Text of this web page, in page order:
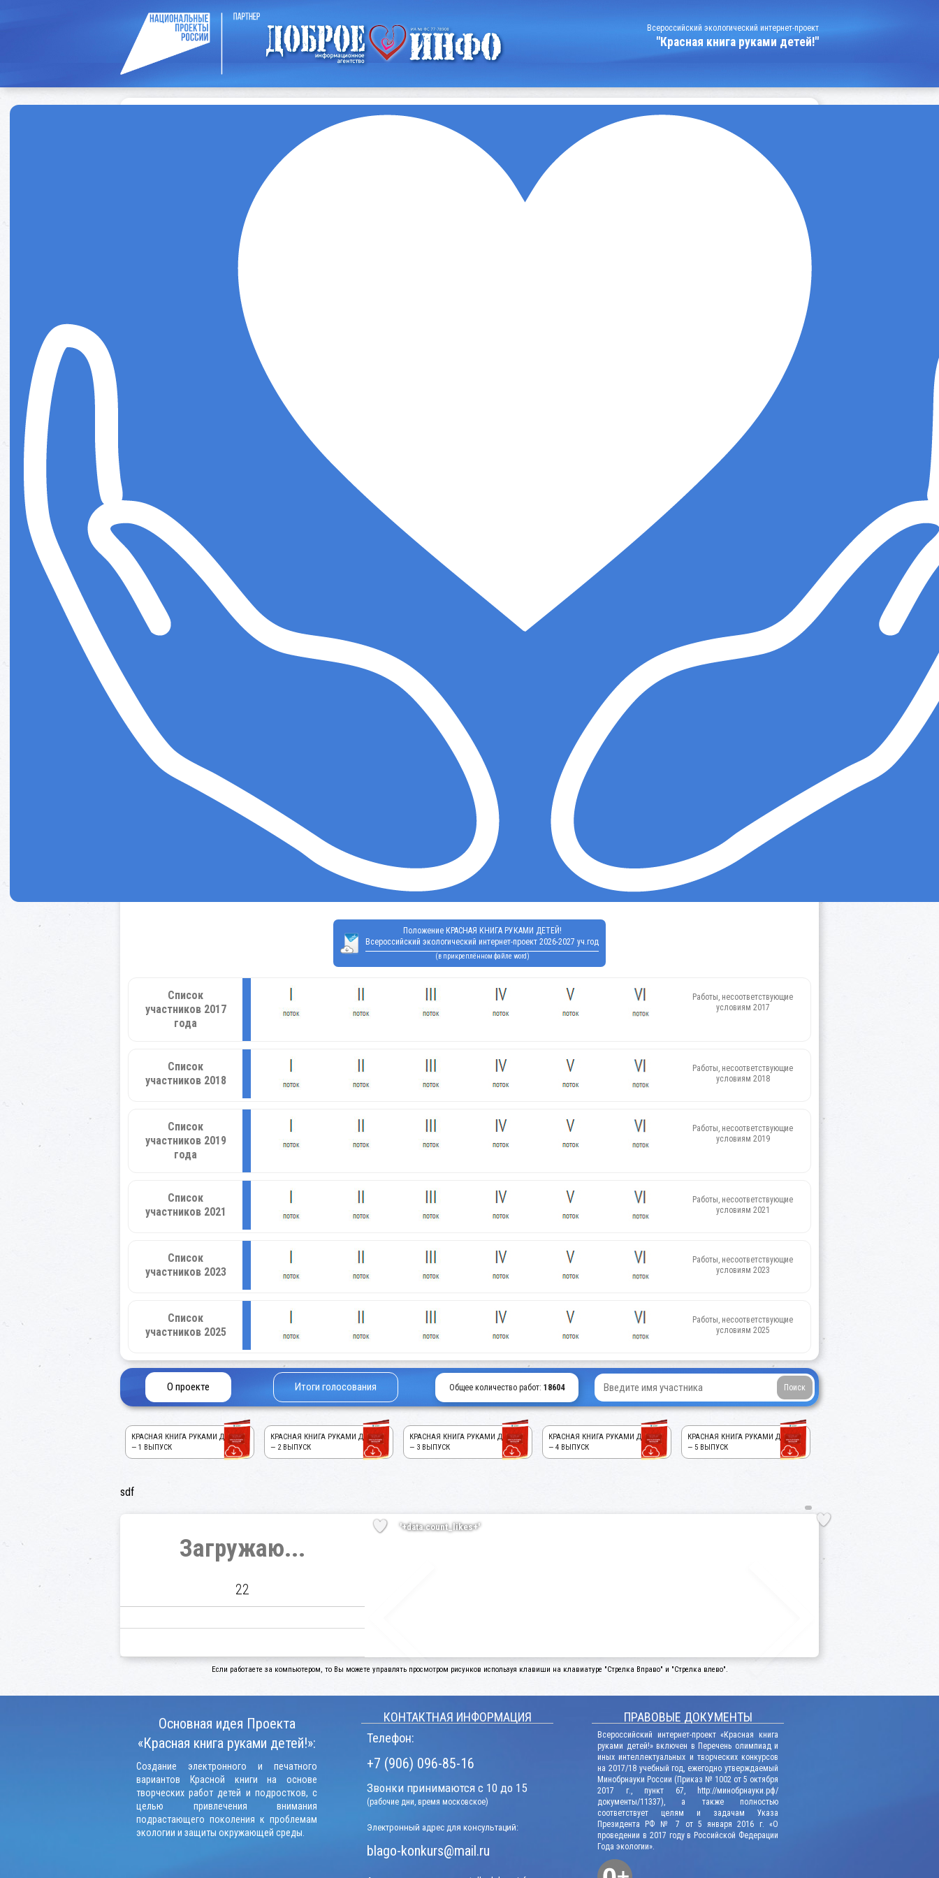
Всероссийский экологический интернет-проект
"Красная книга руками детей!"
Положение КРАСНАЯ КНИГА РУКАМИ ДЕТЕЙ!
Всероссийский экологический интернет-проект 2026-2027 уч.год
(в прикреплённом файле word)
Список
участников 2017
года
Работы, несоответствующие
условиям 2017
Список
участников 2018
Работы, несоответствующие
условиям 2018
Список
участников 2019
года
Работы, несоответствующие
условиям 2019
Список
участников 2021
Работы, несоответствующие
условиям 2021
Список
участников 2023
Работы, несоответствующие
условиям 2023
Список
участников 2025
Работы, несоответствующие
условиям 2025
О проекте Итоги голосования Общее количество работ: 18604
КРАСНАЯ КНИГА РУКАМИ ДЕТЕЙ!
— 1 ВЫПУСК
КРАСНАЯ КНИГА РУКАМИ ДЕТЕЙ!
— 2 ВЫПУСК
КРАСНАЯ КНИГА РУКАМИ ДЕТЕЙ!
— 3 ВЫПУСК
КРАСНАЯ КНИГА РУКАМИ ДЕТЕЙ!
— 4 ВЫПУСК
КРАСНАЯ КНИГА РУКАМИ ДЕТЕЙ!
— 5 ВЫПУСК
sdf
Загружаю...
22
'+data.count_likes+'
Если работаете за компьютером, то Вы можете управлять просмотром рисунков используя клавиши на клавиатуре "Стрелка Вправо" и "Стрелка влево".
Основная идея Проекта
«Красная книга руками детей!»:
Создание электронного и печатного
вариантов Красной книги на основе
творческих работ детей и подростков, с
целью привлечения внимания
подрастающего поколения к проблемам
экологии и защиты окружающей среды.
КОНТАКТНАЯ ИНФОРМАЦИЯ
Телефон:
+7 (906) 096-85-16
Звонки принимаются с 10 до 15
(рабочие дни, время московское)
Электронный адрес для консультаций:
blago-konkurs@mail.ru
ПРАВОВЫЕ ДОКУМЕНТЫ
Всероссийский интернет-проект «Красная книга
руками детей!» включен в Перечень олимпиад и
иных интеллектуальных и творческих конкурсов
на 2017/18 учебный год, ежегодно утверждаемый
Минобрнауки России (Приказ № 1002 от 5 октября
2017 г., пункт 67, http://минобрнауки.рф/
документы/11337), а также полностью
соответствует целям и задачам Указа
Президента РФ № 7 от 5 января 2016 г. «О
проведении в 2017 году в Российской Федерации
Года экологии».